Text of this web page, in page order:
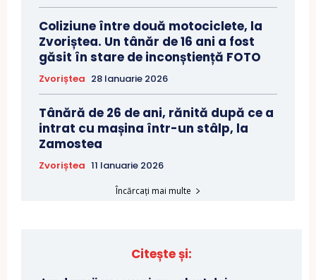
Coliziune între două motociclete, la
Zvoriștea. Un tânăr de 16 ani a fost
găsit în stare de inconștiență FOTO
Zvoriștea 28 Ianuarie 2026
Tânără de 26 de ani, rănită după ce a
intrat cu mașina într-un stâlp, la
Zamostea
Zvoriștea 11 Ianuarie 2026
Încărcați mai multe
Citește și: